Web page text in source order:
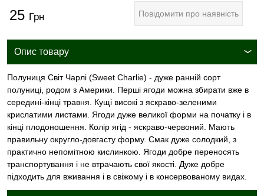
25 Грн Повідомити про наявність
Опис товару
Полуниця Світ Чарлі (Sweet Charlie) - дуже ранній сорт
полуниці, родом з Америки. Перші ягоди можна збирати вже в
середині-кінці травня. Кущі високі з яскраво-зеленими
крислатими листами. Ягоди дуже великої форми на початку і в
кінці плодоношення. Колір ягід - яскраво-червоний. Мають
правильну округло-довгасту форму. Смак дуже солодкий, з
практично непомітною кислинкою. Ягоди добре переносять
транспортування і не втрачають свої якості. Дуже добре
підходить для вживання і в свіжому і в консервованому видах.